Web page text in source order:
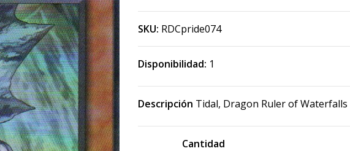
SKU: RDCpride074
Disponibilidad: 1
Descripción Tidal, Dragon Ruler of Waterfalls
Cantidad